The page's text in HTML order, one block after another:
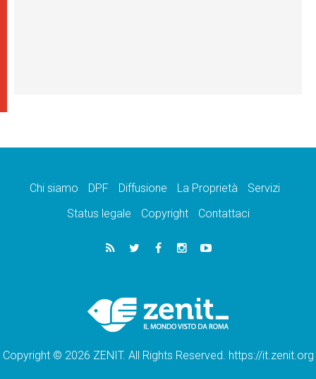
Chi siamo DPF Diffusione La Proprietà
Servizi
Status legale
Copyright Contattaci
Copyright © 2026 ZENIT. All Rights Reserved. https://it.zenit.org